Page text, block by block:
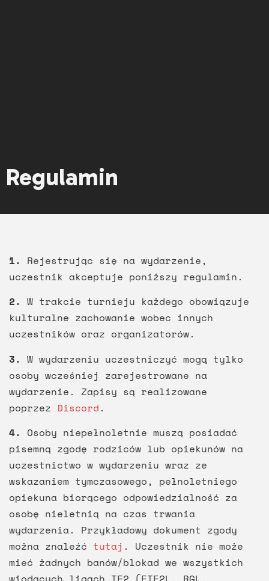
Regulamin
1. Rejestrując się na wydarzenie,
uczestnik akceptuje poniższy regulamin.
2. W trakcie turnieju każdego obowiązuje
kulturalne zachowanie wobec innych
uczestników oraz organizatorów.
3. W wydarzeniu uczestniczyć mogą tylko
osoby wcześniej zarejestrowane na
wydarzenie. Zapisy są realizowane
poprzez Discord .
4. Osoby niepełnoletnie muszą posiadać
pisemną zgodę rodziców lub opiekunów na
uczestnictwo w wydarzeniu wraz ze
wskazaniem tymczasowego, pełnoletniego
opiekuna biorącego odpowiedzialność za
osobę nieletnią na czas trwania
wydarzenia. Przykładowy dokument zgody
można znaleźć tutaj . Uczestnik nie może
mieć żadnych banów/blokad we wszystkich